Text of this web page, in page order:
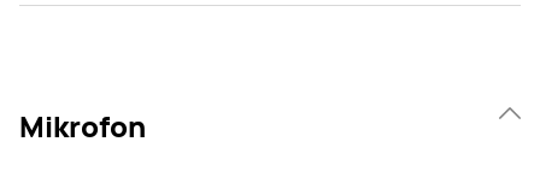
Mikrofon